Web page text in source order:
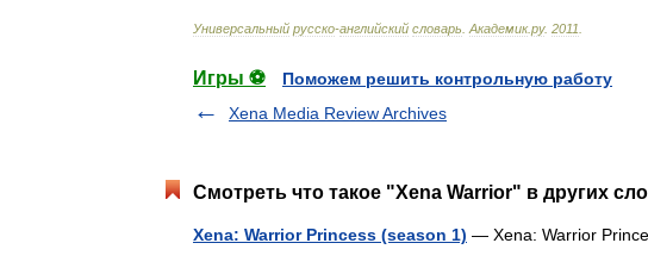
Универсальный русско-английский словарь Академик.ру. 2011
Игры ⚽
Поможем решить контрольную работу
Xena Media Review Archives
Смотреть что такое "Xena Warrior" в других
Xena: Warrior Princess (season 1) — Xena: Warrior